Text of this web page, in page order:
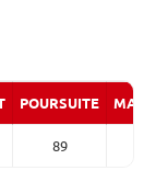
POURSUITE
89